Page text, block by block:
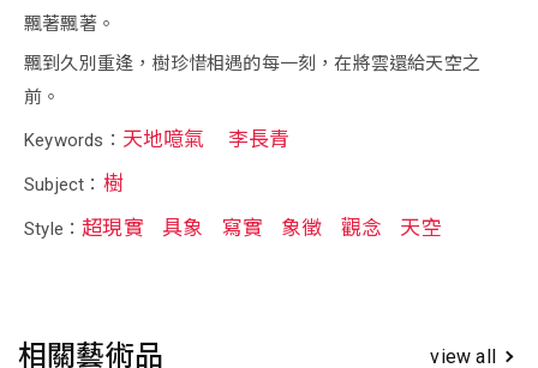
飄著飄著。
飄到久別重逢，樹珍惜相遇的每一刻，在將雲還給天空之
前。
Keywords： 天地噫氣 李長青
Subject： 樹
Style：超現實 具象 寫實 象徵 觀念 天空
相關藝術品 view all